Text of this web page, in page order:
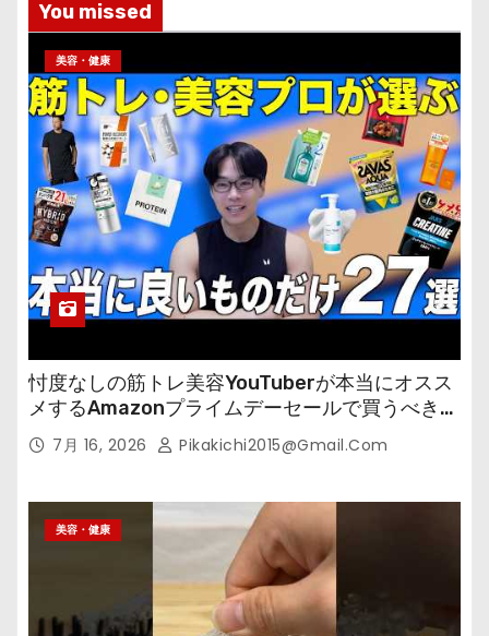
You missed
美容・健康
忖度なしの筋トレ美容YouTuberが本当にオスス
メするAmazonプライムデーセールで買うべきも
の 7月 16, 2026 Pikakichi2015@gmail.com
美容・健康